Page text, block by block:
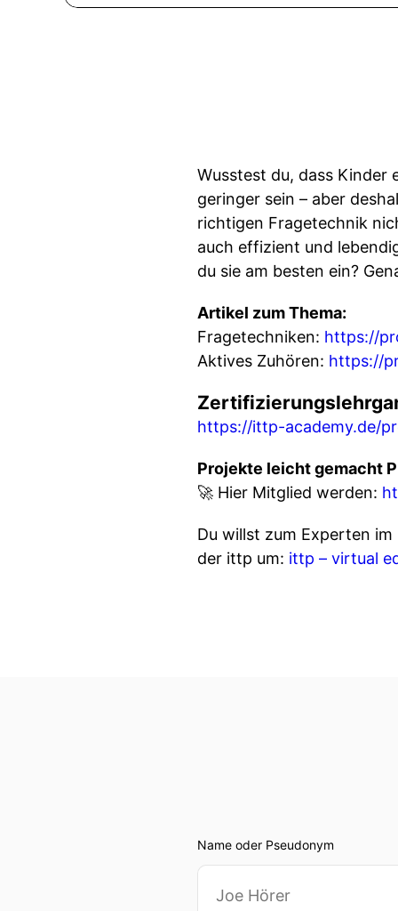
Wusstest du, dass Kinder
geringer sein – aber
richtigen Fragetechnik
auch effizient und
du sie am besten ein?
Artikel zum Thema:
Fragetechniken: https://
Aktives Zuhören: https://
https://ittp-academy.de/
Projekte leicht gemacht
🚀 Hier Mitglied werden:
Du willst zum Experten
der ittp um: ittp – virtual
Name oder Pseudonym